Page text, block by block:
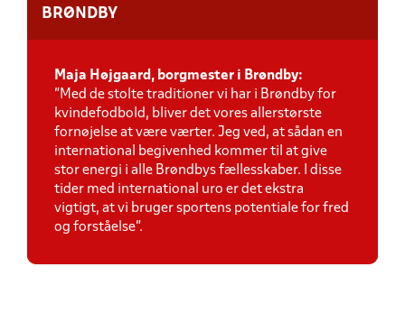
BRØNDBY
Maja Højgaard, borgmester i Brøndby:
”Med de stolte traditioner vi har i Brøndby for
kvindefodbold, bliver det vores allerstørste
fornøjelse at være værter. Jeg ved, at sådan en
international begivenhed kommer til at give
stor energi i alle Brøndbys fællesskaber. I disse
tider med international uro er det ekstra
vigtigt, at vi bruger sportens potentiale for fred
og forståelse”.